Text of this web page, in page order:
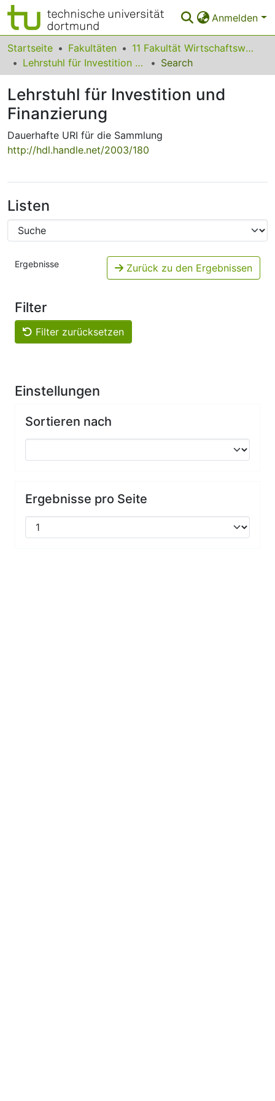
Anmelden
Bereiche & Sammlungen
Das gesamte Repositorium
Statistiken
FAQ
Leitlinien
Startseite Fakultäten
11 Fakultät Wirtschaftswissenschaften
Lehrstuhl für Investition und Finanzierung
Search
Lehrstuhl für Investition und
Finanzierung
Dauerhafte URI für die Sammlung
http://hdl.handle.net/2003/180
Listen
Ergebnisse Zurück zu den Ergebnissen
Filter
Filter zurücksetzen
Einstellungen
Sortieren nach
Ergebnisse pro Seite